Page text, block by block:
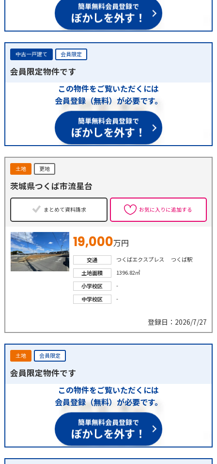
簡単無料会員登録で
ぼかしを外す！
中古一戸建て 会員限定
会員限定物件です
この物件をご覧いただくには
会員登録（無料）が必要です。
簡単無料会員登録で
ぼかしを外す！
土地 更地
茨城県つくば市流星台
まとめて資料請求 お気に入りに追加する
19,000万円
交通
つくばエクスプレス つくば駅
土地面積
1396.82㎡
小学校区
-
中学校区
-
登録日：2026/7/27
土地 会員限定
会員限定物件です
この物件をご覧いただくには
会員登録（無料）が必要です。
簡単無料会員登録で
ぼかしを外す！